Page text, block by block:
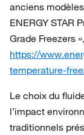
anciens
ENERGY STAR
Grade Freezers »,
https://
temperature-
Le choix du
l’impact
traditionnels